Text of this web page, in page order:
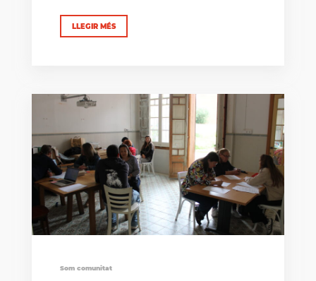
LLEGIR MÉS
Som comunitat